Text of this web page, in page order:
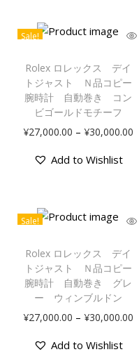
Sale!
Rolex ロレックス デイ
トジャスト Ｎ品コピー
腕時計 自動巻き コン
ビゴールドモチーフ
¥27,000.00 – ¥30,000.00
Add to Wishlist
Sale!
Rolex ロレックス デイ
トジャスト Ｎ品コピー
腕時計 自動巻き グレ
ー ウィンブルドン
¥27,000.00 – ¥30,000.00
Add to Wishlist